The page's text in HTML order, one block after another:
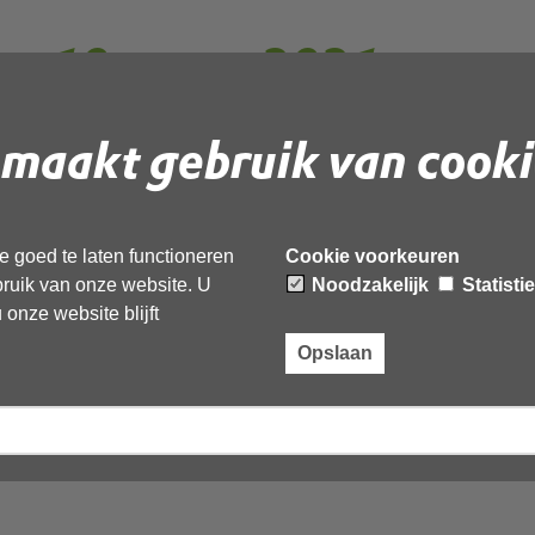
gebruik van
goed te laten functioneren
van onze website. U
onze website blijft
Cookie voorkeuren
Noodzakelijk
Opslaan
10 maart 2021
tot 12:00 uur de algemene
Noord-Holland Noord (OD
door Notubiz en is live te volgen door
link naar uw lokale browser:
831715/